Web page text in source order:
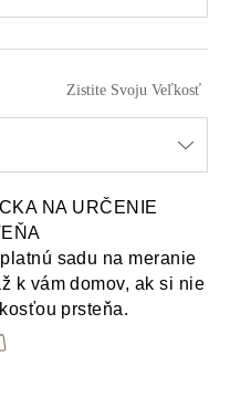
Zistite Svoju Veľkosť
NA URČENIE
sadu na meranie
k vám domov, ak si nie
prsteňa.